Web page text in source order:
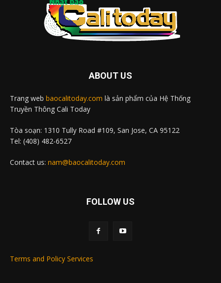
ABOUT US
Trang web baocalitoday.com là sản phẩm của Hệ Thống
Truyền Thông Cali Today
Tòa soạn: 1310 Tully Road #109, San Jose, CA 95122
Tel: (408) 482-6527
Contact us: nam@baocalitoday.com
FOLLOW US
Terms and Policy Services